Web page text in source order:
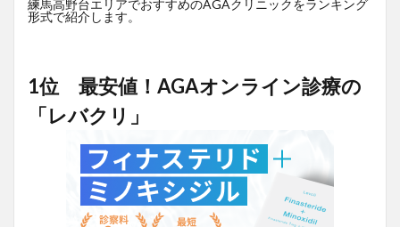
練馬高野台エリアでおすすめのAGAクリニックをランキング
形式で紹介します。
1位 最安値！AGAオンライン診療の
「レバクリ」